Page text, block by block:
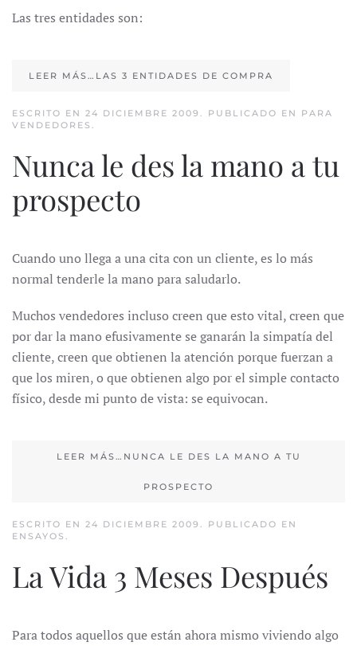
Las tres entidades son:
LEER MÁS…LAS 3 ENTIDADES DE COMPRA
ESCRITO EN 24 DICIEMBRE 2009 . PUBLICADO EN PARA
VENDEDORES .
Nunca le des la mano a tu
prospecto
Cuando uno llega a una cita con un cliente, es lo más
normal tenderle la mano para saludarlo.
Muchos vendedores incluso creen que esto vital, creen que
por dar la mano efusivamente se ganarán la simpatía del
cliente, creen que obtienen la atención porque fuerzan a
que los miren, o que obtienen algo por el simple contacto
físico, desde mi punto de vista: se equivocan.
LEER MÁS…NUNCA LE DES LA MANO A TU
PROSPECTO
ESCRITO EN 24 DICIEMBRE 2009 . PUBLICADO EN
ENSAYOS .
La Vida 3 Meses Después
Para todos aquellos que están ahora mismo viviendo algo